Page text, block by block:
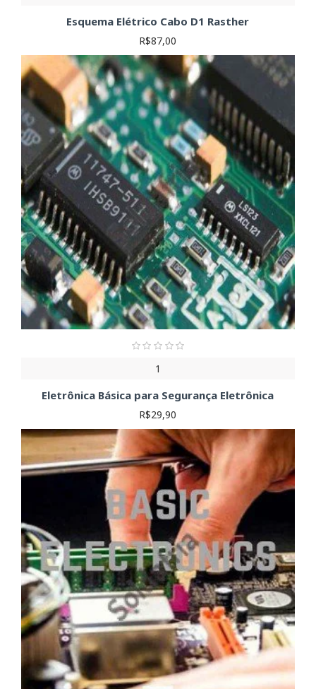
Esquema Elétrico Cabo D1 Rasther
R$87,00
1
Eletrônica Básica para Segurança Eletrônica
R$29,90